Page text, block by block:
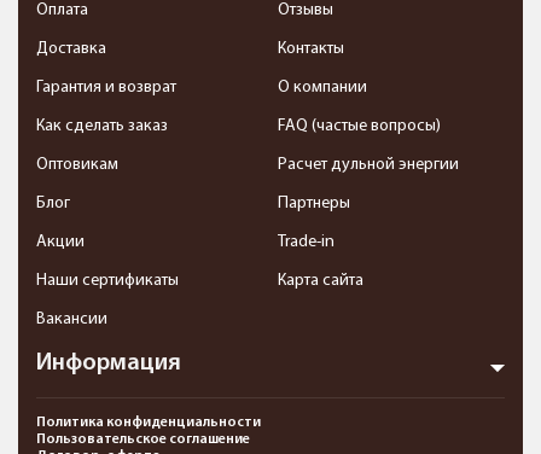
Информация
Оплата
Доставка
Гарантия и возврат
Как сделать заказ
Оптовикам
Блог
Акции
Наши сертификаты
Вакансии
Отзывы
Контакты
О компании
FAQ (частые вопросы)
Расчет дульной энергии
Партнеры
Trade-in
Карта сайта
Политика конфиденциальности
Пользовательское соглашение